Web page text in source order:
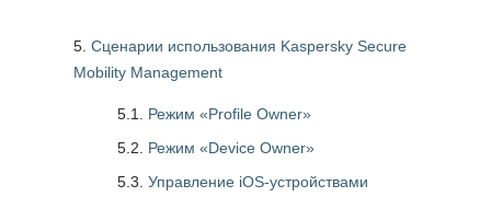
Сценарии использования Kaspersky Secure
Mobility Management
5.1. Режим «Profile Owner»
5.2. Режим «Device Owner»
5.3. Управление iOS-устройствами